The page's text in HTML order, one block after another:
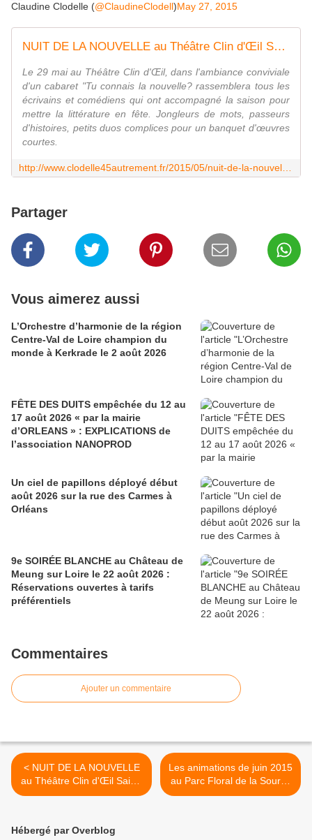
Claudine Clodelle (@ClaudineClodell)May 27, 2015
NUIT DE LA NOUVELLE au Théâtre Clin d'Œil Saint-Jean de Braye 29 mai 2015 - VIVRE AUTREMENT VOS LOISIRS avec Clodelle
Le 29 mai au Théâtre Clin d'Œil, dans l'ambiance conviviale
d'un cabaret "Tu connais la nouvelle? rassemblera tous les
écrivains et comédiens qui ont accompagné la saison pour
mettre la littérature en fête. Jongleurs de mots, passeurs
d'histoires, petits duos complices pour un banquet d'œuvres
courtes.
Partager
Vous aimerez aussi
L’Orchestre d’harmonie de la région
Centre-Val de Loire champion du
monde à Kerkrade le 2 août 2026
FÊTE DES DUITS empêchée du 12 au
17 août 2026 « par la mairie
d’ORLEANS » : EXPLICATIONS de
l’association NANOPROD
Un ciel de papillons déployé début
août 2026 sur la rue des Carmes à
Orléans
9e SOIRÉE BLANCHE au Château de
Meung sur Loire le 22 août 2026 :
Réservations ouvertes à tarifs
préférentiels
Commentaires
Ajouter un commentaire
< NUIT DE LA NOUVELLE
au Théâtre Clin d'Œil Saint-
Jean de Braye 29 mai 2015
Les animations de juin 2015
au Parc Floral de la Source
d'Orléans >
Hébergé par Overblog